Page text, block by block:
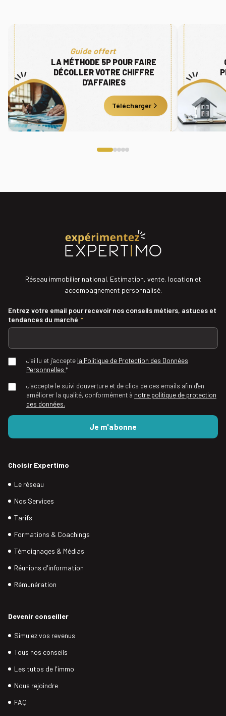
Guide offert
LA MÉTHODE 5P POUR FAIRE
DÉCOLLER VOTRE CHIFFRE
D'AFFAIRES
Télécharger
Réseau immobilier national. Estimation, vente, location et
accompagnement personnalisé.
Entrez votre email pour recevoir nos conseils métiers, astuces et
tendances du marché *
J'ai lu et j'accepte la Politique de Protection des Données
Personnelles *
J'accepte le suivi d'ouverture et de clics de ces emails afin d'en
améliorer la qualité, conformément à notre politique de protection
des données.
Choisir Expertimo
Le réseau
Nos Services
Tarifs
Formations & Coachings
Témoignages & Médias
Réunions d'information
Rémunération
Devenir conseiller
Simulez vos revenus
Tous nos conseils
Les tutos de l'immo
Nous rejoindre
FAQ